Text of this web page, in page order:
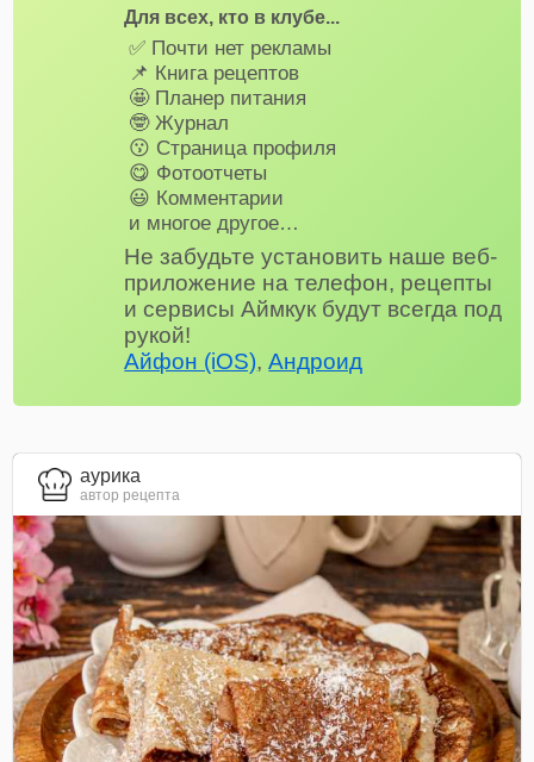
Для всех, кто в клубе...
✅ Почти нет рекламы
📌 Книга рецептов
🤩 Планер питания
🤓 Журнал
😗 Страница профиля
😋 Фотоотчеты
😃 Комментарии
и многое другое…
Не забудьте установить наше веб-
приложение на телефон, рецепты
и сервисы Аймкук будут всегда под
рукой!
Айфон (iOS),Андроид
aурика
автор рецепта